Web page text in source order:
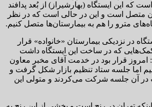
که این ایستگاه (بهارشیراز) از بُعد پدافند
متصل است و این در حالی است که در نظر
مترو را هم به بیمارستان‌ها متصل کنیم.
در نزدیکی بیمارستان «خانواده» قرار
که در ساخت این ایستگاه داشت
قرار بود در خدمت آقای مخبر معاون
اما جلسه ستاد تنظیم بازار شکل گرفت و
در آن جلسه شرکت می‌کردند و متولی این